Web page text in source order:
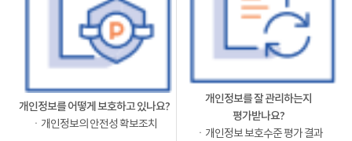
개인정보를 어떻게 보호하고 있나요?
ㆍ개인정보의 안전성 확보조치
개인정보를 잘 관리하는지
평가받나요?
ㆍ개인정보 보호수준 평가 결과